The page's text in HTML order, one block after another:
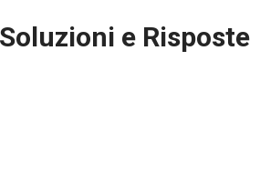
e Risposte